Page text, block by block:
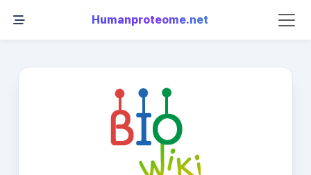
Humanproteome.net